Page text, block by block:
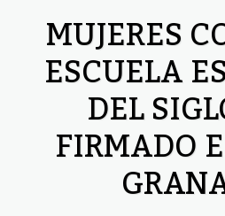
MUJERES
ESCUELA
DEL
FIRMADO